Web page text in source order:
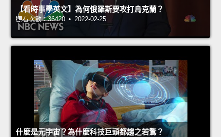
【看時事學英文】為何俄羅斯要攻打烏克蘭？
觀看次數：36420 • 2022-02-25
什麼是元宇宙？為什麼科技巨頭都趨之若鶩？